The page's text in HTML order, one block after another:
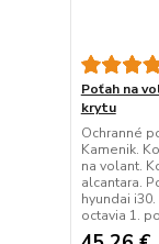
Poťah na
krytu
Ochranné
Kamenik.
na volant.
alcantara.
hyundai
octavia 1.